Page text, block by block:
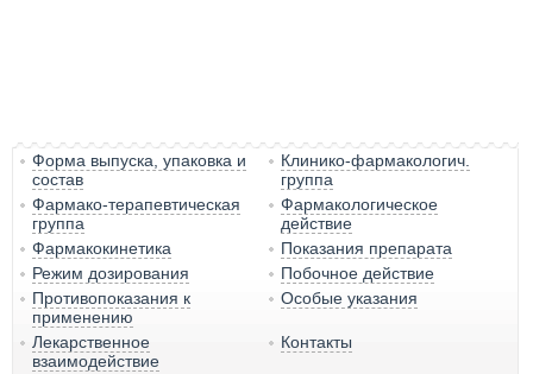
Форма выпуска, упаковка и
состав
Клинико-фармакологич.
группа
Фармако-терапевтическая
группа
Фармакологическое
действие
Фармакокинетика
Показания препарата
Режим дозирования
Побочное действие
Противопоказания к
применению
Особые указания
Лекарственное
взаимодействие
Контакты